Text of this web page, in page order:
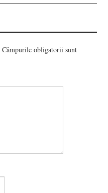
Câmpurile obligatorii sunt